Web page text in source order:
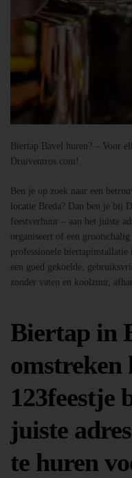
Biertap Bavel huren? – Voor
Druiventros.com!
Ben je op zoek naar een
locatie Breda? Dan ben je bij
feestverhuur – aan het juiste
organiseert of een
professionele
een goed gekoelde,
zonder vaten en koolzuur,
Biertap in
omstreken
123feestje
juiste
te huren